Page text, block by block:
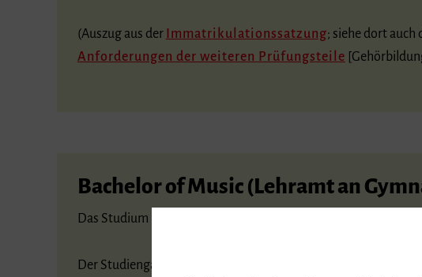
(Auszug aus der Immatrikulationssatzung; siehe dort auch
Anforderungen der weiteren Prüfungsteile
Bachelor of Music (Lehramt an
Das Studium ist mit dem Hauptinstrument Gitarre Klassik oder
Der Studiengang Bachelor of Music im Fach Lehramt Musik